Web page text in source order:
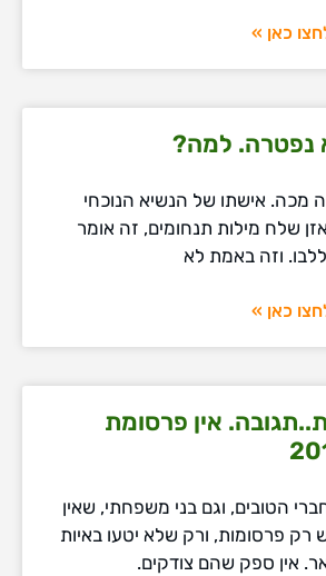
כאן »
נפטרה. למה?
מכה. אישתו של הנשיא הנוכחי
שלח מילות תנחומים, זה אומר
וזה באמת לא
כאן »
אין פרסומת
הטובים, וגם בני משפחתי, שאין
רק פרסומות, ורק שלא יטעו באיות
אין ספק שהם צודקים.